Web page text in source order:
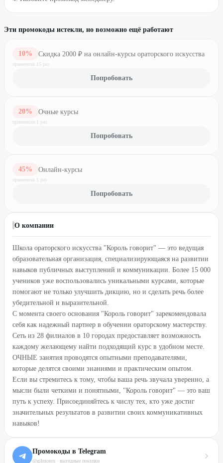
Эти промокоды истекли, но возможно ещё работают
10% Скидка 2000 ₽ на онлайн-курсы ораторского искусства
применили 15 раз
Попробовать
20% Очные курсы
применили 1 раз
Попробовать
45% Онлайн-курсы
применили 1 раз
Попробовать
О компании
Школа ораторского искусства "Король говорит" — это ведущая
образовательная организация, специализирующаяся на развитии
навыков публичных выступлений и коммуникации. Более 15 000
учеников уже воспользовались уникальными курсами, которые
помогают не только улучшить дикцию, но и сделать речь более
убедительной и выразительной.
С момента своего основания "Король говорит" зарекомендовала
себя как надежный партнер в обучении ораторскому мастерству.
Сеть из 28 филиалов в 10 городах предоставляет возможность
каждому желающему найти подходящий курс в удобном месте.
ОЧНЫЕ занятия проводятся опытными преподавателями,
которые делятся своими знаниями и практическим опытом.
Если вы стремитесь к тому, чтобы ваша речь звучала уверенно, а
мысли были четкими и понятными, "Король говорит" — это ваш
путь к успеху. Присоединяйтесь к числу тех, кто уже достиг
значительных результатов в развитии своих коммуникативных
навыков!
Промокоды в Telegram
@gilmonru · выгодные покупки